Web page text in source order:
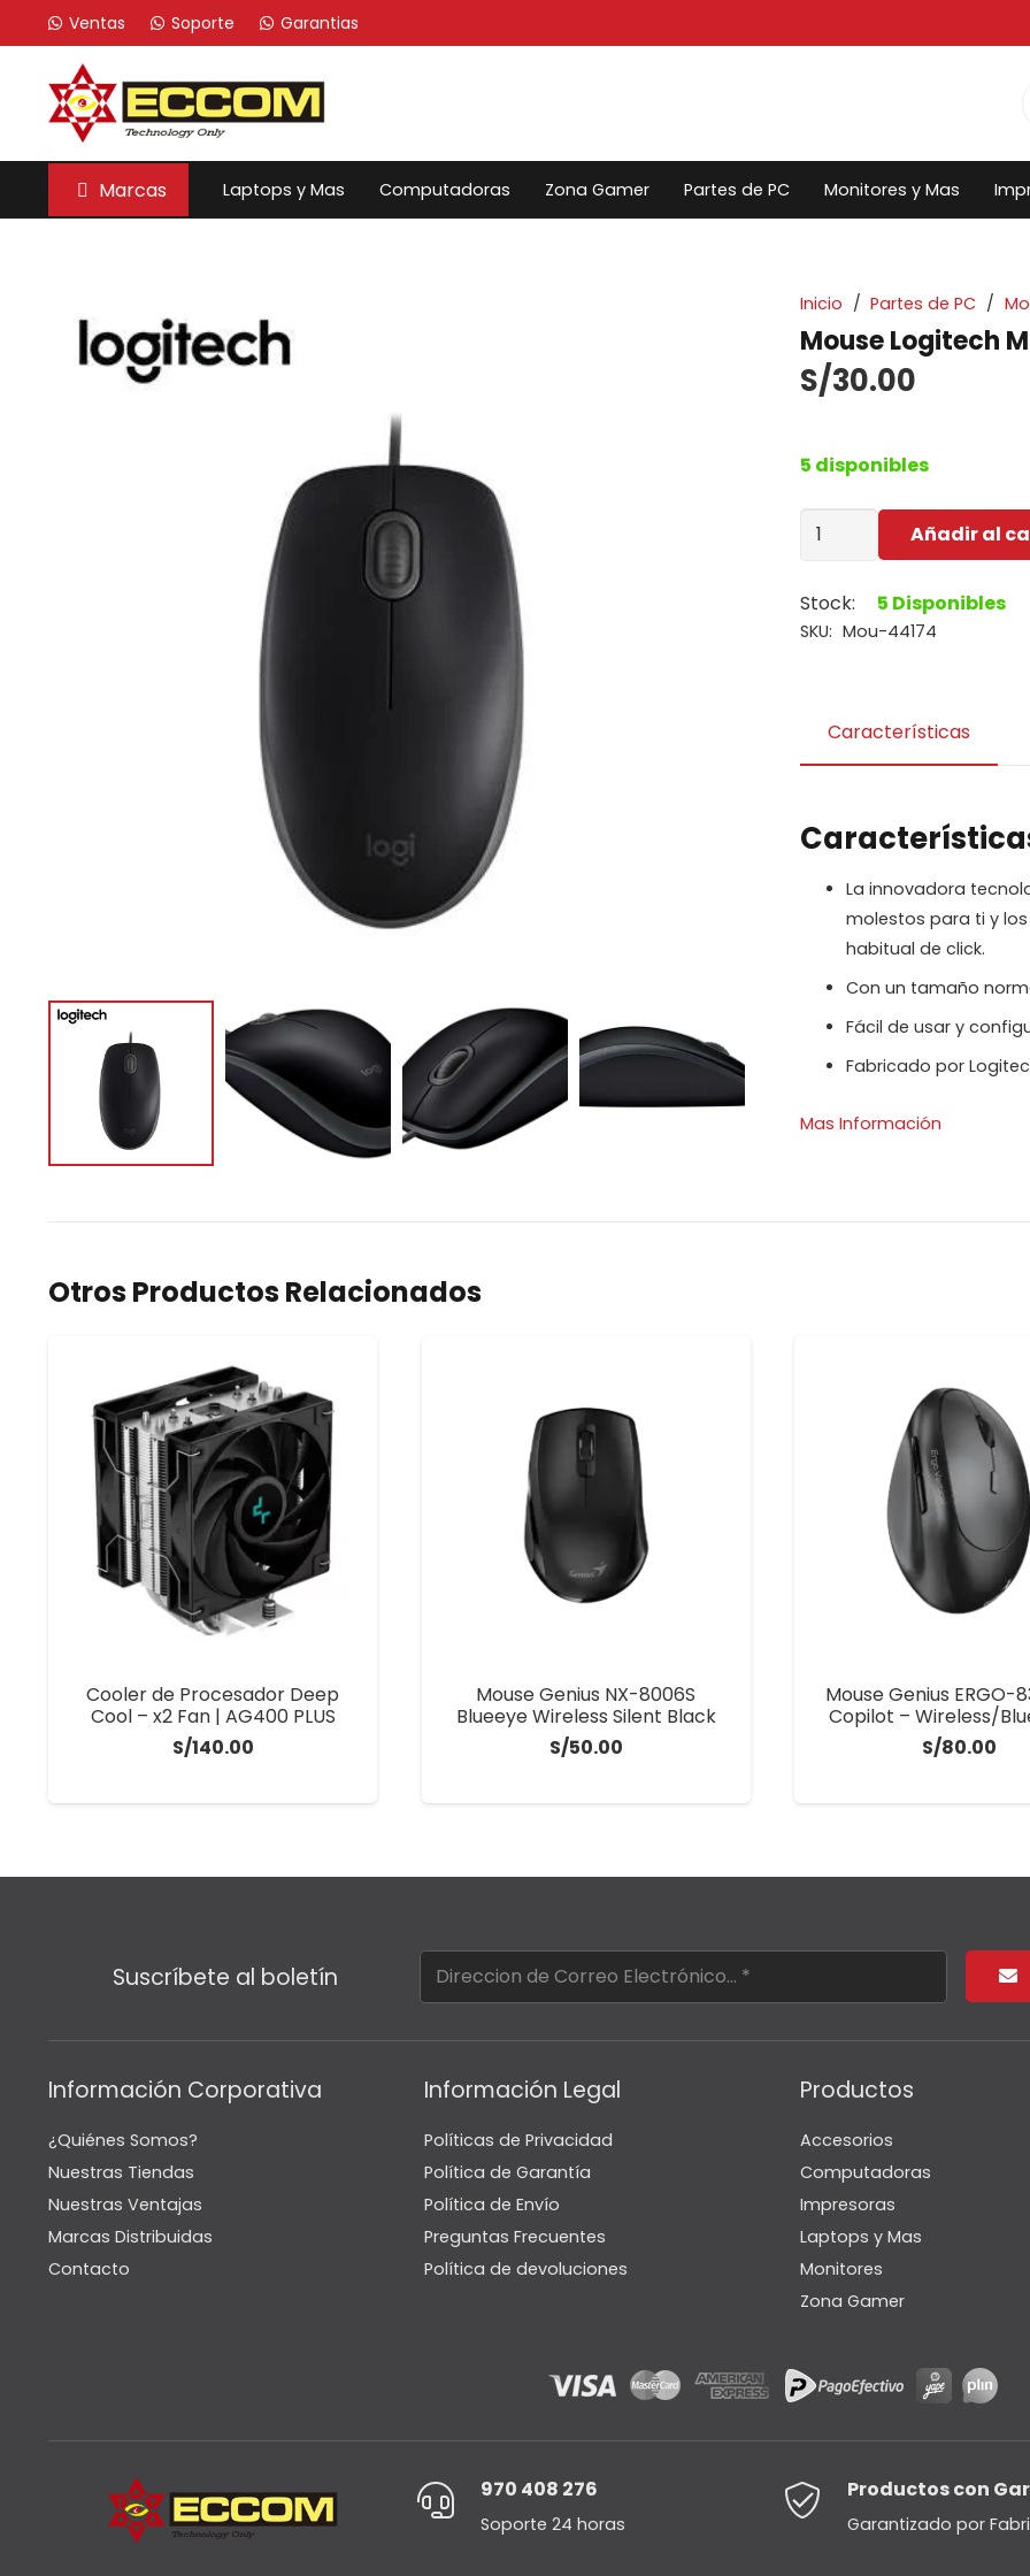
Ventas Soporte Garantias
Marcas Laptops y Mas Computadoras Zona Gamer Partes de PC Monitores y Mas
Inicio / Partes de PC /
Mouse Logitech
S/30.00
5 disponibles
Mouse
Silent
Black
Añadir al
Stock: 5 Disponibles
SKU: Mou-44174
Características
La innovadora
molestos para ti y
habitual de click.
Con un tamaño
Fácil de usar y
Fabricado por
Mas Información
Otros Productos Relacionados
Cooler de Procesador Deep
Cool – x2 Fan | AG400 PLUS
S/140.00
Mouse Genius NX-8006S
Blueeye Wireless Silent Black
S/50.00
Mouse Genius ERGO-
Copilot – Wireless/
S/80.00
Suscríbete al boletín
Información Corporativa
¿Quiénes Somos?
Nuestras Tiendas
Nuestras Ventajas
Marcas Distribuidas
Contacto
Información Legal
Políticas de Privacidad
Política de Garantía
Política de Envío
Preguntas Frecuentes
Política de devoluciones
Productos
Accesorios
Computadoras
Impresoras
Laptops y Mas
Monitores
Zona Gamer
970 408 276
Soporte 24 horas
Productos con
Garantizado por